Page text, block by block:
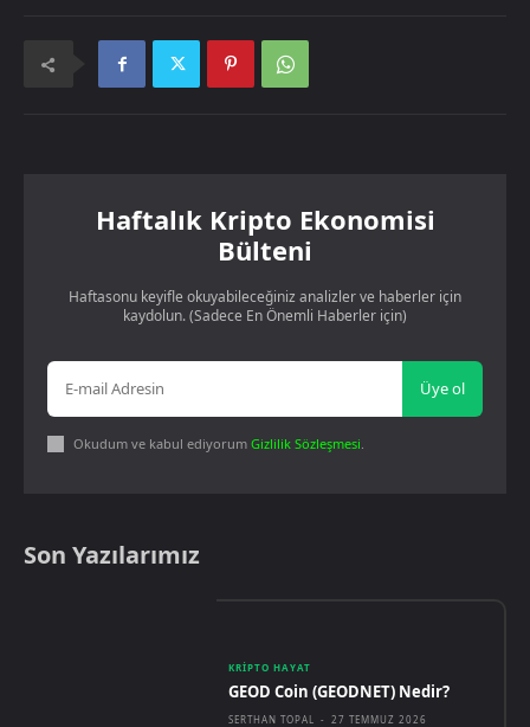
Haftalık Kripto Ekonomisi
Bülteni
Haftasonu keyifle okuyabileceğiniz analizler ve haberler için
kaydolun. (Sadece En Önemli Haberler için)
Üye ol
Okudum ve kabul ediyorum Gizlilik Sözleşmesi.
Son Yazılarımız
KRIPTO HAYAT
GEOD Coin (GEODNET) Nedir?
SERTHAN TOPAL - 27 TEMMUZ 2026